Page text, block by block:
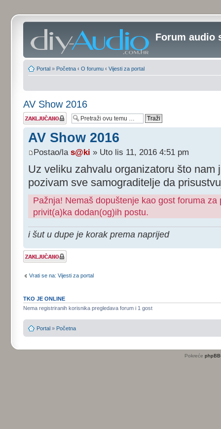
Forum audio
Portal » Početna ‹ O forumu ‹ Vijesti za portal
AV Show 2016
Tema je
zaključana
AV Show 2016
Postao/la s@ki » Uto lis 11, 2016 4:51 pm
Uz veliku zahvalu organizatoru što nam
pozivam sve samograditelje da
Pažnja! Nemaš dopuštenje kao gost foruma
privit(a)ka dodan(og)ih postu.
i šut u dupe je korak prema naprijed
Tema je
zaključana
Vrati se na: Vijesti za portal
TKO JE ONLINE
Nema registriranih korisnika pregledava forum i 1 gost
Portal » Početna
Pokreće phpBB